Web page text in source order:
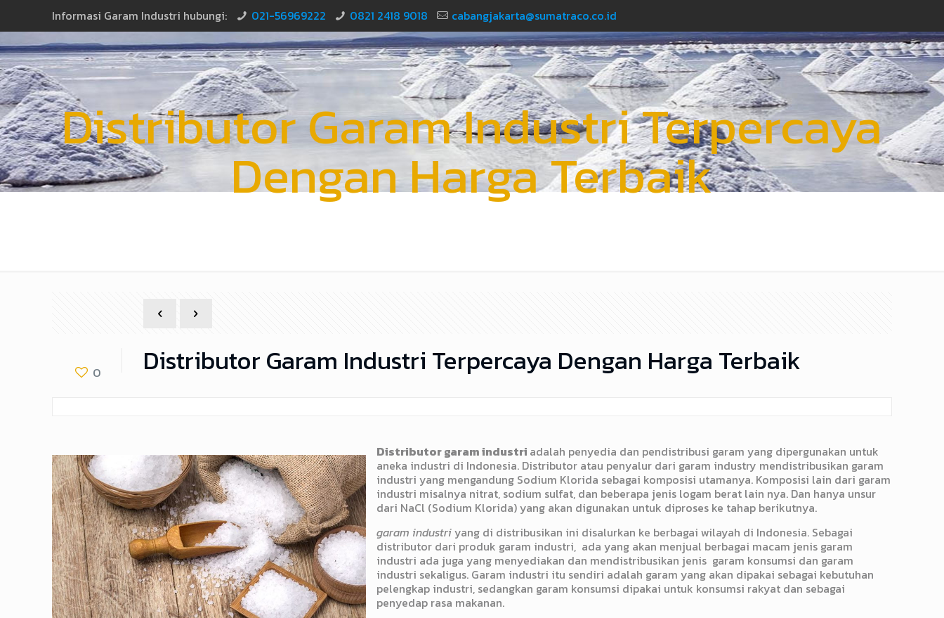
Informasi Garam Industri hubungi: 021-56969222 0821 2418 9018 cabangjakarta@sumatraco.co.id
Distributor Garam Industri Terpercaya
Dengan Harga Terbaik
0 Distributor Garam Industri Terpercaya Dengan Harga Terbaik
Distributor garam industri adalah penyedia dan pendistribusi garam yang dipergunakan untuk
aneka industri di Indonesia. Distributor atau penyalur dari garam industry mendistribusikan garam
industri yang mengandung Sodium Klorida sebagai komposisi utamanya. Komposisi lain dari garam
industri misalnya nitrat, sodium sulfat, dan beberapa jenis logam berat lain nya. Dan hanya unsur
dari NaCl (Sodium Klorida) yang akan digunakan untuk diproses ke tahap berikutnya.
garam industriyang di distribusikan ini disalurkan ke berbagai wilayah di Indonesia. Sebagai
distributor dari produk garam industri, ada yang akan menjual berbagai macam jenis garam
industri ada juga yang menyediakan dan mendistribusikan jenis garam konsumsi dan garam
industri sekaligus. Garam industri itu sendiri adalah garam yang akan dipakai sebagai kebutuhan
pelengkap industri, sedangkan garam konsumsi dipakai untuk konsumsi rakyat dan sebagai
penyedap rasa makanan.